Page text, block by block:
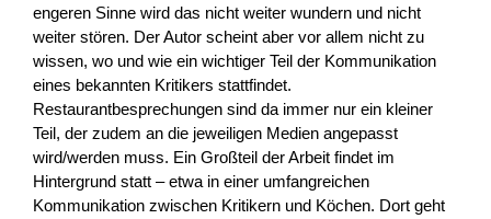
engeren Sinne wird das nicht weiter wundern und nicht
weiter stören. Der Autor scheint aber vor allem nicht zu
wissen, wo und wie ein wichtiger Teil der Kommunikation
eines bekannten Kritikers stattfindet.
Restaurantbesprechungen sind da immer nur ein kleiner
Teil, der zudem an die jeweiligen Medien angepasst
wird/werden muss. Ein Großteil der Arbeit findet im
Hintergrund statt – etwa in einer umfangreichen
Kommunikation zwischen Kritikern und Köchen. Dort geht